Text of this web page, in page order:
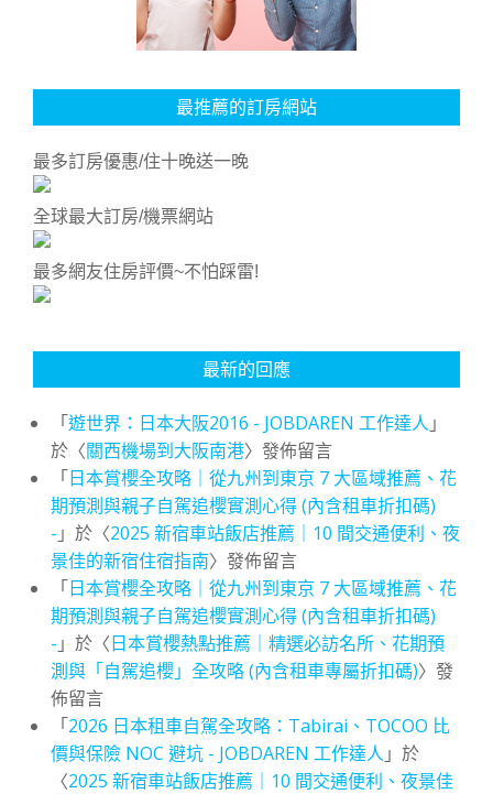
最推薦的訂房網站
最多訂房優惠/住十晚送一晚
全球最大訂房/機票網站
最多網友住房評價~不怕踩雷!
最新的回應
「遊世界：日本大阪2016 - JOBDAREN 工作達人 」
於〈關西機場到大阪南港〉發佈留言
「日本賞櫻全攻略｜從九州到東京 7 大區域推薦、花
期預測與親子自駕追櫻實測心得 (內含租車折扣碼)
- 」於〈2025 新宿車站飯店推薦｜10 間交通便利、夜
景佳的新宿住宿指南〉發佈留言
「日本賞櫻全攻略｜從九州到東京 7 大區域推薦、花
期預測與親子自駕追櫻實測心得 (內含租車折扣碼)
- 」於〈日本賞櫻熱點推薦｜精選必訪名所、花期預
測與「自駕追櫻」全攻略 (內含租車專屬折扣碼)〉發
佈留言
「2026 日本租車自駕全攻略：Tabirai、TOCOO 比
價與保險 NOC 避坑 - JOBDAREN 工作達人 」於
〈2025 新宿車站飯店推薦｜10 間交通便利、夜景佳